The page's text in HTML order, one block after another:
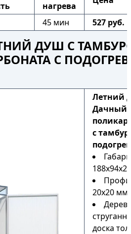
нагрева
45 мин 527 руб.
ДУШ С
С
Летний
Дачный
с
20х20 мм
доска